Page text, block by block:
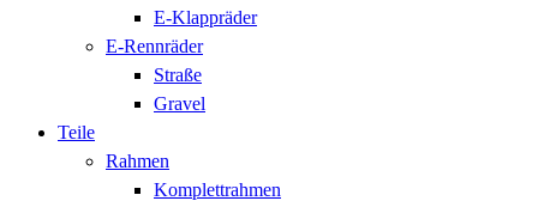
E-Klappräder
E-Rennräder
Straße
Gravel
Teile
Rahmen
Komplettrahmen